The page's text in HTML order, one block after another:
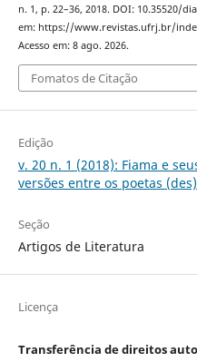
n. 1, p. 22–36, 2018. DOI: 10.35520/
em: https://www.revistas.ufrj.br/
Acesso em: 8 ago. 2026.
Fomatos de Citação
Edição
v. 20 n. 1 (2018): Fiama e
versões entre os poetas
Seção
Artigos de Literatura
Licença
Transferência de direitos